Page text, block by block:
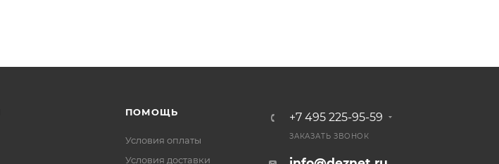
ПОМОЩЬ
Условия оплаты
Условия доставки
+7 495 225-95-59
ЗАКАЗАТЬ ЗВОНОК